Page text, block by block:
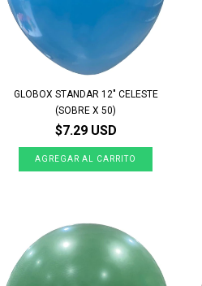
GLOBOX STANDAR 12" CELESTE
(SOBRE X 50)
$7.29 USD